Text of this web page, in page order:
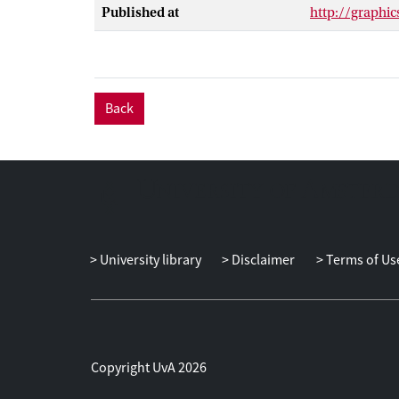
behandeling
Published at http://
Back
University library Disclaimer Terms of
Copyright UvA 2026